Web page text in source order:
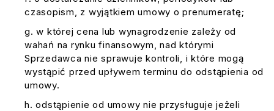
czasopism, z wyjątkiem umowy o prenumeratę;
w której cena lub wynagrodzenie zależy od
wahań na rynku finansowym, nad którymi
Sprzedawca nie sprawuje kontroli, i które mogą
wystąpić przed upływem terminu do odstąpienia od
umowy.
odstąpienie od umowy nie przysługuje jeżeli